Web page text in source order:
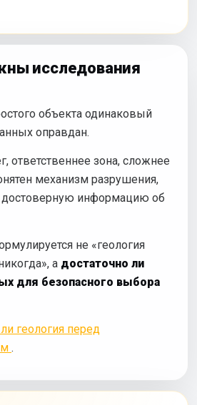
исследования
объекта одинаковый
оправдан.
ответственнее зона, сложнее
механизм разрушения,
информацию об
не «геология
а достаточно ли
для безопасного выбора
геология перед
.